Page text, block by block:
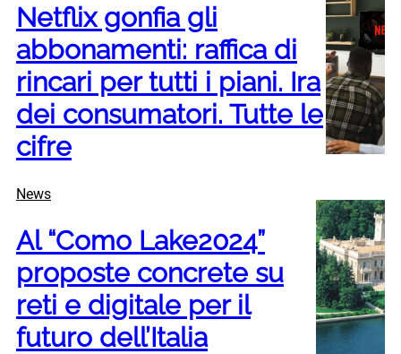
Netflix gonfia gli
abbonamenti: raffica di
rincari per tutti i piani. Ira
dei consumatori. Tutte le
cifre
News
Al “Como Lake2024”
proposte concrete su
reti e digitale per il
futuro dell’Italia